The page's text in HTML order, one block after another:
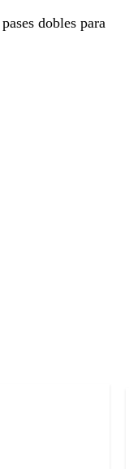
pases dobles para